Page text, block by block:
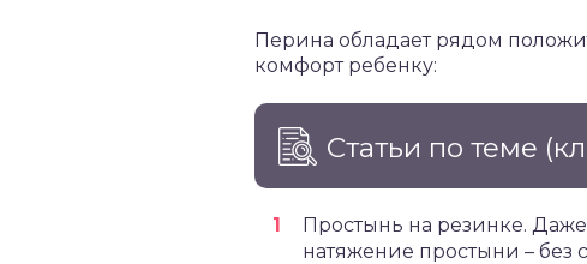
Перина обладает рядом
комфорт ребенку:
Статьи по теме
Простынь на резинке.
натяжение простыни – без